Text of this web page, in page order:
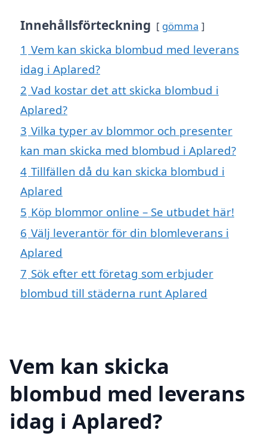
Innehållsförteckning gömma
1 Vem kan skicka blombud med leverans
idag i Aplared?
2 Vad kostar det att skicka blombud i
Aplared?
3 Vilka typer av blommor och presenter
kan man skicka med blombud i Aplared?
4 Tillfällen då du kan skicka blombud i
Aplared
5 Köp blommor online – Se utbudet här!
6 Välj leverantör för din blomleverans i
Aplared
7 Sök efter ett företag som erbjuder
blombud till städerna runt Aplared
Vem kan skicka
blombud med leverans
idag i Aplared?